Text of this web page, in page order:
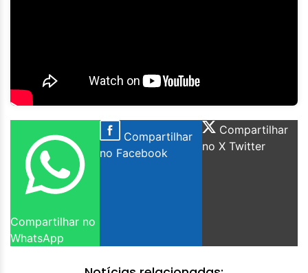
Compartilhar no
WhatsApp
Compartilhar
no Facebook
Compartilhar
no X Twitter